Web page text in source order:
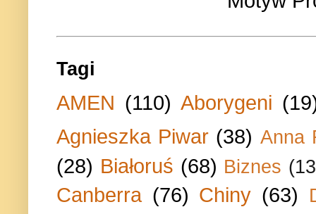
Tagi
AMEN (110) Aborygeni
Agnieszka Piwar (38) Anna
(28) Białoruś (68) Biznes
Canberra (76) Chiny (63)